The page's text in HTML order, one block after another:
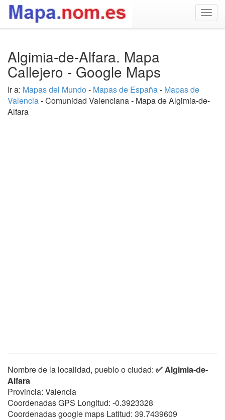
Algimia-de-Alfara. Mapa
Callejero - Google Maps
Ir a: Mapas del Mundo - Mapas de España- Mapas de
Valencia- Comunidad Valenciana - Mapa de Algimia-de-
Alfara
Nombre de la localidad, pueblo o ciudad: ✅ Algimia-de-
Alfara
Provincia: Valencia
Coordenadas GPS Longitud: -0.3923328
Coordenadas google maps Latitud: 39.7439609